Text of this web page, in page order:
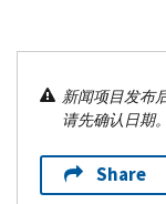
新闻项目发布
请先确认日期。
Share